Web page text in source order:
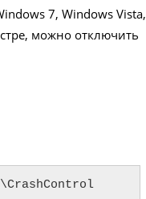
7, Windows Vista,
можно отключить